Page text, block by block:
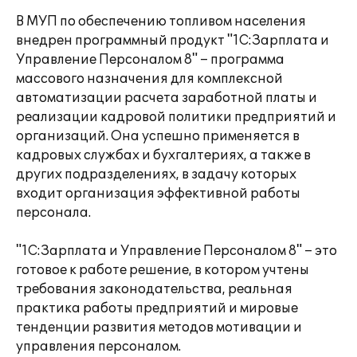
В МУП по обеспечению топливом населения
внедрен программный продукт "1С:Зарплата и
Управление Персоналом 8" – программа
массового назначения для комплексной
автоматизации расчета заработной платы и
реализации кадровой политики предприятий и
организаций. Она успешно применяется в
кадровых службах и бухгалтериях, а также в
других подразделениях, в задачу которых
входит организация эффективной работы
персонала.
"1С:Зарплата и Управление Персоналом 8" – это
готовое к работе решение, в котором учтены
требования законодательства, реальная
практика работы предприятий и мировые
тенденции развития методов мотивации и
управления персоналом.